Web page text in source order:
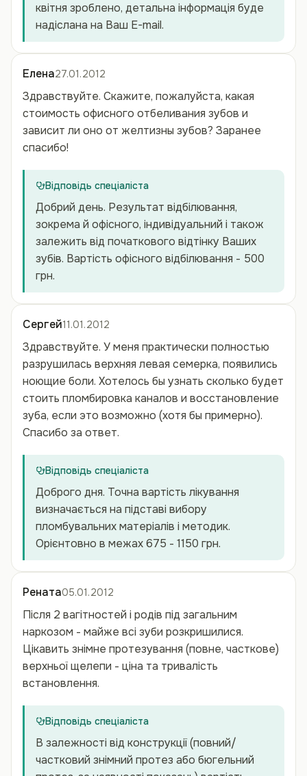
квітня зроблено, детальна інформація буде
надіслана на Ваш E-mail.
Елена27.01.2012
Здравствуйте. Скажите, пожалуйста, какая
стоимость офисного отбеливания зубов и
зависит ли оно от желтизны зубов? Заранее
спасибо!
Відповідь спеціаліста
Добрий день. Результат відбілювання,
зокрема й офісного, індивідуальний і також
залежить від початкового відтінку Ваших
зубів. Вартість офісного відбілювання - 500
грн.
Сергей11.01.2012
Здравствуйте. У меня практически полностью
разрушилась верхняя левая семерка, появились
ноющие боли. Хотелось бы узнать сколько будет
стоить пломбировка каналов и восстановление
зуба, если это возможно (хотя бы примерно).
Спасибо за ответ.
Відповідь спеціаліста
Доброго дня. Точна вартість лікування
визначається на підставі вибору
пломбувальних матеріалів і методик.
Орієнтовно в межах 675 - 1150 грн.
Рената05.01.2012
Після 2 вагітностей і родів під загальним
наркозом - майже всі зуби розкришилися.
Цікавить знімне протезування (повне, часткове)
верхньої щелепи - ціна та тривалість
встановлення.
Відповідь спеціаліста
В залежності від конструкції (повний/
частковий знімний протез або бюгельний